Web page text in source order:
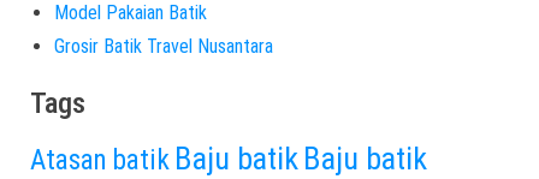
Model Pakaian Batik
Grosir Batik Travel Nusantara
Tags
Atasan batik Baju batik Baju batik